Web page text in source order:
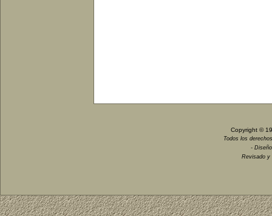
Copyright ©
Todos los
-
Revisado y